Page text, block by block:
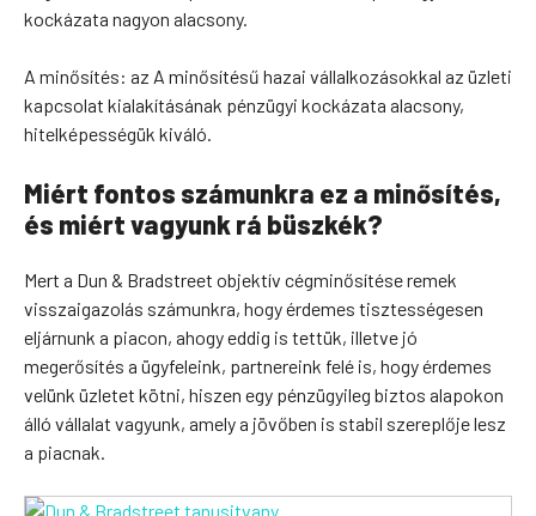
kockázata nagyon alacsony.
A minősítés: az A minősítésű hazai vállalkozásokkal az üzleti
kapcsolat kialakításának pénzügyi kockázata alacsony,
hitelképességük kiváló.
Miért fontos számunkra ez a minősítés,
és miért vagyunk rá büszkék?
Mert a Dun & Bradstreet objektív cégminősítése remek
visszaigazolás számunkra, hogy érdemes tisztességesen
eljárnunk a piacon, ahogy eddig is tettük, illetve jó
megerősítés a ügyfeleink, partnereink felé is, hogy érdemes
velünk üzletet kötni, hiszen egy pénzügyileg biztos alapokon
álló vállalat vagyunk, amely a jövőben is stabil szereplője lesz
a piacnak.